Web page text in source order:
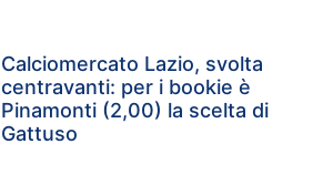
Calciomercato Lazio, svolta
centravanti: per i bookie è
Pinamonti (2,00) la scelta di
Gattuso